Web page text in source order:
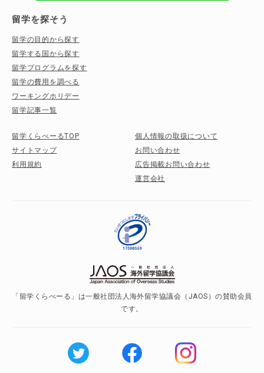
留学を探そう
留学の目的から探す
留学する国から探す
留学プログラムを探す
留学の費用を調べる
ワーキングホリデー
留学記事一覧
留学くらべーるTOP
サイトマップ
利用規約
個人情報の取扱について
お問い合わせ
広告掲載お問い合わせ
運営会社
「留学くらべーる」は一般社団法人海外留学協議会（JAOS）の賛助会員
です。